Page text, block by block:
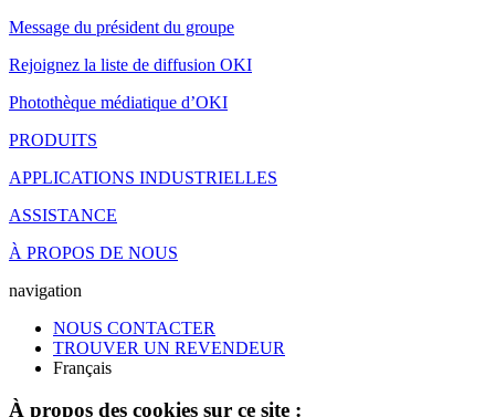
Message du président du groupe
Rejoignez la liste de diffusion OKI
Photothèque médiatique d’OKI
PRODUITS
APPLICATIONS INDUSTRIELLES
ASSISTANCE
À PROPOS DE NOUS
navigation
NOUS CONTACTER
TROUVER UN REVENDEUR
Français
À propos des cookies sur ce site :